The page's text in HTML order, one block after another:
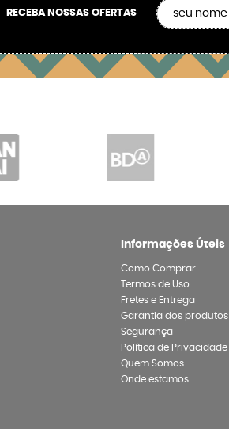
RECEBA NOSSAS OFERTAS
Informações Úteis
Como Comprar
Termos de Uso
Fretes e Entrega
Garantia dos produtos
Segurança
Política de Privacidade
Quem Somos
Onde estamos